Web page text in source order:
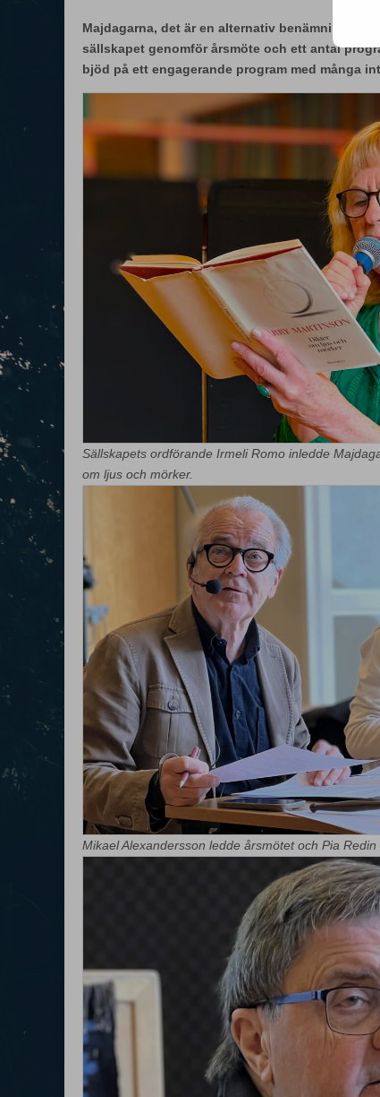
Majdagarna, det är en alternativ benämning på
sällskapet genomför årsmöte och ett antal
bjöd på ett engagerande program med många
Sällskapets ordförande Irmeli Romo inledde
om ljus och mörker.
Mikael Alexandersson ledde årsmötet och Pia Redin